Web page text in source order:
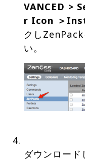
VANCED >
r Icon ＞
クし
ダウンロー